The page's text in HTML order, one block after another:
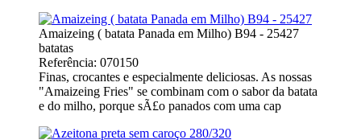
Amaizeing ( batata Panada em Milho) B94 - 25427
batatas
Referência: 070150
Finas, crocantes e especialmente deliciosas. As nossas
"Amaizeing Fries" se combinam com o sabor da batata
e do milho, porque sÃ£o panados com uma cap